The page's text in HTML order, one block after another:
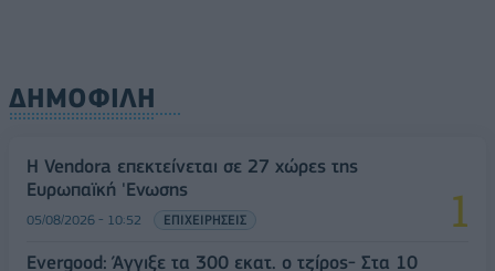
ΔΗΜΟΦΙΛΗ
Η Vendora επεκτείνεται σε 27 χώρες της
Ευρωπαϊκή 'Ενωσης
05/08/2026 - 10:52 ΕΠΙΧΕΙΡΗΣΕΙΣ
Evergood: Άγγιξε τα 300 εκατ. ο τζίρος- Στα 10